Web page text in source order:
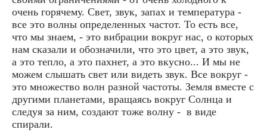
очень горячему. Cвет, звук, запах и температура -
все это волны определенных частот. То есть все,
что мы знаем, - это вибрации вокруг нас, о которых
нам сказали и обозначили, что это цвет, а это звук,
а это тепло, а это пахнет, а это вкусно... И мы не
можем слышать свет или видеть звук. Все вокруг -
это множество волн разной частоты. Земля вместе с
другими планетами, вращаясь вокруг Солнца и
следуя за ним, создают тоже волну - в виде
спирали.